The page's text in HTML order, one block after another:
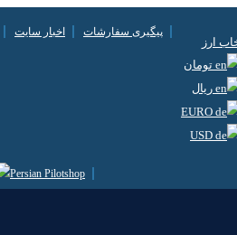
ارز
تومان
ریال
پیگیری سفارشات اخبار سایت